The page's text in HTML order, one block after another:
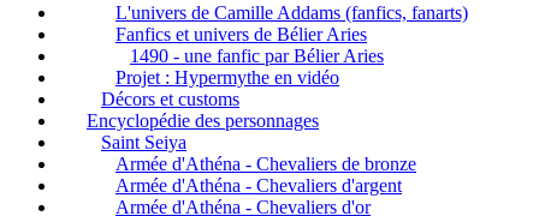
L'univers de Camille Addams (fanfics, fanarts)
Fanfics et univers de Bélier Aries
1490 - une fanfic par Bélier Aries
Projet : Hypermythe en vidéo
Décors et customs
Encyclopédie des personnages
Saint Seiya
Armée d'Athéna - Chevaliers de bronze
Armée d'Athéna - Chevaliers d'argent
Armée d'Athéna - Chevaliers d'or